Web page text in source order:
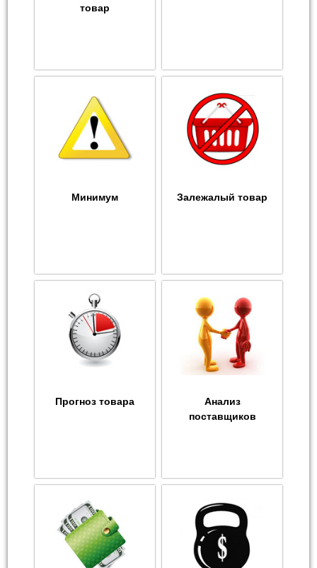
товар
Минимум Залежалый товар
Прогноз товара
Анализ
поставщиков